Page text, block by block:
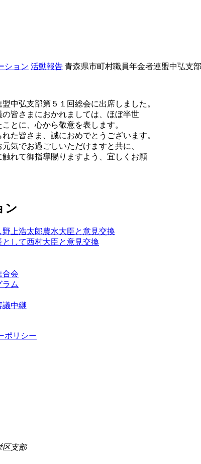
ション 活動報告 青森県市町村職員年金者連盟中弘支
中弘支部第５１回総会に出席しました。
皆さまにおかれましては、ほぼ半世
とに、心から敬意を表します。
た皆さま、誠におめでとうございます。
気でお過ごしいただけますと共に、
れて御指導賜りますよう、宜しくお願
ン
上浩太郎農水大臣と意見交換
して西村大臣と意見交換
ポリシー
区支部